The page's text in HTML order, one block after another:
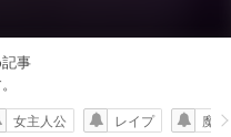
事
女主人公 レイプ 魔